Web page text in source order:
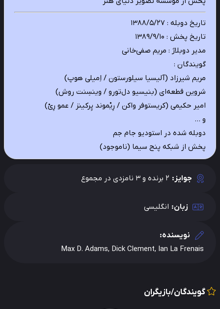
تاریخ دوبله : ۱۳۸۸/۵/۲۷
تاریخ پخش : ۱۳۸۹/۹/۱۰
مدیر دوبلاژ : مریم صفی‌خانی
گویندگان :
مریم شیرزاد (آلیسیا سیلورستون / اِمیلی هوپ)
شروین قطعه‌ای (بنیسیو دل‌تورو / وینسِنت روش)
امیر حکیمی (کریستوفر واکن / رِیْموند پِرکینز / عمو رِیْ)
دوبله شده در استودیو جام جم
پخش از شبکه پنج سیما (ناموجود)
جوایز: 2 برنده و 3 نامزدی در مجموع
زبان: انگلیسی
نویسنده:
Max D. Adams, Dick Clement, Ian La Frenais
گویندگان/بازیگران